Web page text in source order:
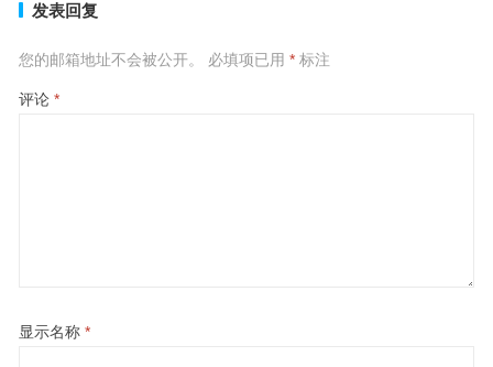
发表回复
您的邮箱地址不会被公开。 必填项已用 *标注
评论 *
显示名称 *